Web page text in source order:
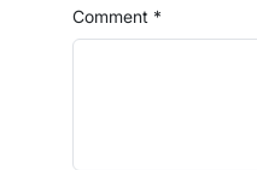
Comment *